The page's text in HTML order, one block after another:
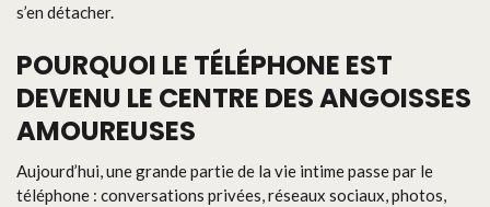
s’en détacher.
POURQUOI LE TÉLÉPHONE EST
DEVENU LE CENTRE DES ANGOISSES
AMOUREUSES
Aujourd’hui, une grande partie de la vie intime passe par le
téléphone : conversations privées, réseaux sociaux, photos,